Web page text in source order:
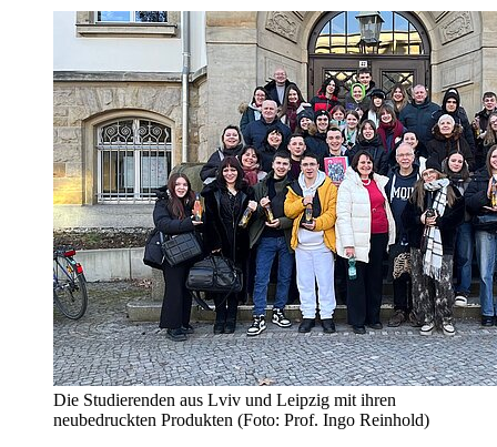
Die Studierenden aus Lviv und Leipzig mit ihren
neubedruckten Produkten (Foto: Prof. Ingo Reinhold)